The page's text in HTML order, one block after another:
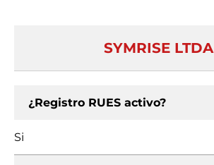
SYMRISE LTDA
¿Registro RUES activo?
Si